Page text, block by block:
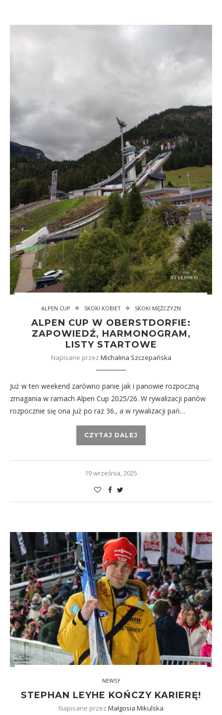
ALPEN CUP SKOKI KOBIET SKOKI MĘŻCZYZN
ALPEN CUP W OBERSTDORFIE:
ZAPOWIEDŹ, HARMONOGRAM,
LISTY STARTOWE
Napisane przez Michalina Szczepańska
Już w ten weekend zarówno panie jak i panowie rozpoczną
zmagania w ramach Alpen Cup 2025/26. W rywalizacji panów
rozpocznie się ona już po raz 36., a w rywalizacji pań…
CZYTAJ DALEJ
19 września, 2025
NEWSY
STEPHAN LEYHE KOŃCZY KARIERĘ!
Napisane przez Małgosia Mikulska